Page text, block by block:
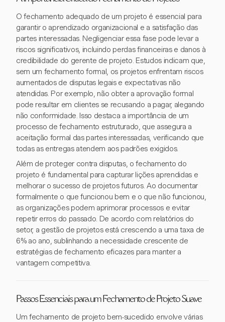
O fechamento adequado de um projeto é essencial para
garantir o aprendizado organizacional e a satisfação das
partes interessadas. Negligenciar essa fase pode levar a
riscos significativos, incluindo perdas financeiras e danos à
credibilidade do gerente de projeto. Estudos indicam que,
sem um fechamento formal, os projetos enfrentam riscos
aumentados de disputas legais e expectativas não
atendidas. Por exemplo, não obter a aprovação formal
pode resultar em clientes se recusando a pagar, alegando
não conformidade. Isso destaca a importância de um
processo de fechamento estruturado, que assegura a
aceitação formal das partes interessadas, verificando que
todas as entregas atendem aos padrões exigidos.
Além de proteger contra disputas, o fechamento do
projeto é fundamental para capturar lições aprendidas e
melhorar o sucesso de projetos futuros. Ao documentar
formalmente o que funcionou bem e o que não funcionou,
as organizações podem aprimorar processos e evitar
repetir erros do passado. De acordo com relatórios do
setor, a gestão de projetos está crescendo a uma taxa de
6% ao ano, sublinhando a necessidade crescente de
estratégias de fechamento eficazes para manter a
vantagem competitiva.
Passos Essenciais para um Fechamento de Projeto Suave
Um fechamento de projeto bem-sucedido envolve várias